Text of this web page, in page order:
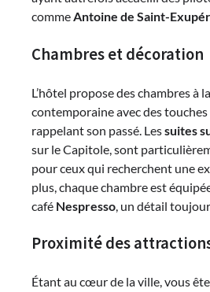
commeAntoine de Saint-
Chambres et décoration
L’hôtel propose des chambres à
contemporaine avec des
rappelant son passé. Lessuites
sur le Capitole, sont
pour ceux qui recherchent une
plus, chaque chambre est
café Nespresso , un détail
Proximité des
Étant au cœur de la ville, vous